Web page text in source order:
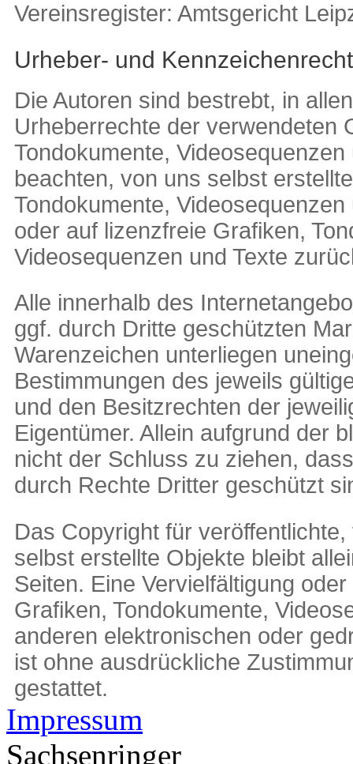
Vereinsregister: Amtsgericht
Urheber- und Kennzeichenrecht
Die Autoren sind bestrebt, in
Urheberrechte der verwendeten
Tondokumente, Videosequenzen
beachten, von uns selbst
Tondokumente,
oder auf lizenzfreie Grafiken,
Videosequenzen und Texte
Alle innerhalb des
ggf. durch Dritte geschützten
Warenzeichen unterliegen
Bestimmungen des jeweils
und den Besitzrechten der
Eigentümer. Allein aufgrund der
nicht der Schluss zu ziehen,
durch Rechte Dritter geschützt
Das Copyright für
selbst erstellte Objekte bleibt
Seiten. Eine Vervielfältigung
Grafiken, Tondokumente,
anderen elektronischen oder
ist ohne ausdrückliche
gestattet.
Impressum
Sachsenringer